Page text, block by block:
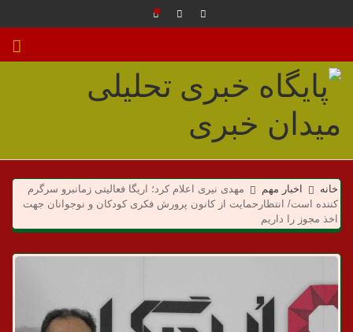
م
ی
د
ا
ن
خانه اخبار مهم
مهدی نیری اعلام کرد؛ اریگا فعالیتی زمانبرو سرگرم
کننده است/ انتظارحمایت از کانون پرورش فکری کودکان و نوجوانان جهت
اخذ مجوز را داریم